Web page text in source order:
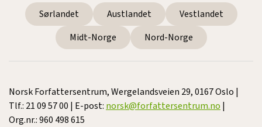
Sørlandet Austlandet
Vestlandet
Midt-Norge
Nord-Norge
Norsk Forfattersentrum, Wergelandsveien 29, 0167 Oslo |
Tlf.: 21 09 57 00 | E-post:norsk@forfattersentrum.no|
Org.nr.: 960 498 615